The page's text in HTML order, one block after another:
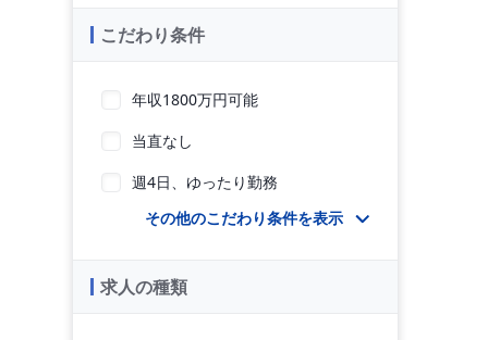
こだわり条件
年収1800万円可能
当直なし
週4日、ゆったり勤務
その他のこだわり条件を表示
求人の種類